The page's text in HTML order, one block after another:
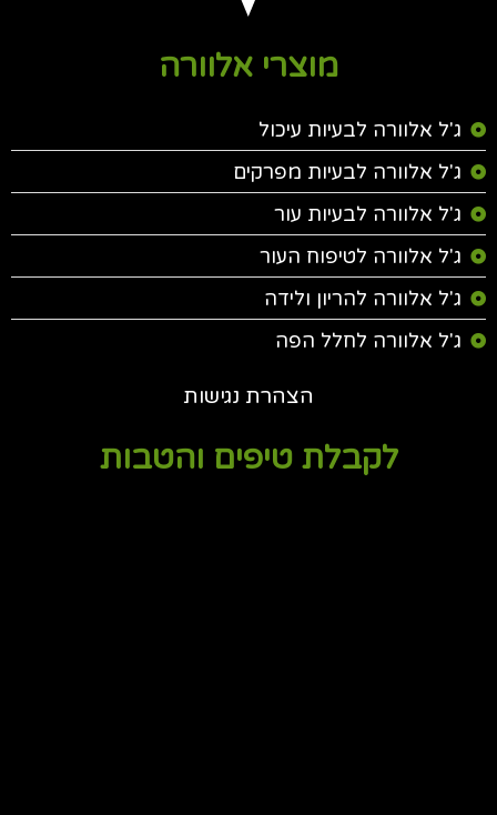
מוצרי אלוורה
ג'ל אלוורה לבעיות עיכול
ג'ל אלוורה לבעיות מפרקים
ג'ל אלוורה לבעיות עור
ג'ל אלוורה לטיפוח העור
ג'ל אלוורה להריון ולידה
ג'ל אלוורה לחלל הפה
הצהרת נגישות
לקבלת טיפים והטבות